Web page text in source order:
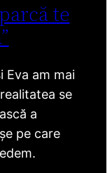
te
Eva am mai
se
a
pe care